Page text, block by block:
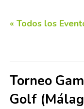
« Todos los
Torneo
Golf